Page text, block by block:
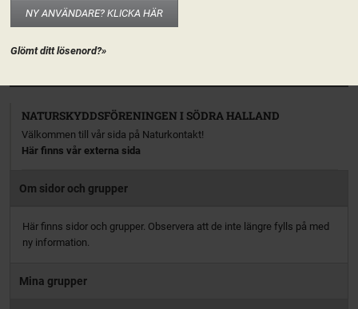
startsida för de grupper som berör kretsen/länsförbundet/nätverket. Det är
NATURSKYDDSFÖRENINGEN I SÖDRA HALLAND
Välkommen till vår sida på Naturkontakt!
Här finns vår externa sida
NY ANVÄNDARE? KLICKA HÄR
Glömt ditt lösenord?»
Om sidor och grupper
Här finns sidor och grupper. Observera att de inte längre fylls på med
ny information.
Mina grupper